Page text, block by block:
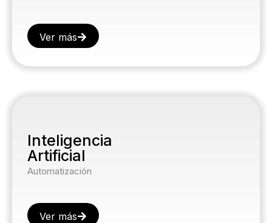
Ver más
Inteligencia
Artificial
Automatización
Ver más